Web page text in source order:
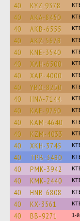
40 KYZ-9378
40 AKA-8450
40 AKB-6555
40 AKZ-5678
40 KNE-3540
40 XAH-6500
40 XAP-4000
40 YBO-8250
40 HNA-7144
40 KAE-9760
40 KAM-4640
40 KZM-4033
40 XKH-3745
40 TPB-3480
40 PMK-3942
40 KMK-2440
40 HNB-6808
40 KX-3561
40 BB-9271 1-